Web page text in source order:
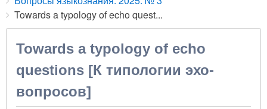
Towards a typology of echo quest...
Towards a typology of echo
questions [К типологии эхо-
вопросов]